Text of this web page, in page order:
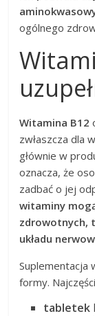
ogólnego
Witamina B12
zwłaszcza dla
głównie w
oznacza, że
zadbać o jej
witaminy
zdrowotnych,
układu
Suplementacja
formy.
tabletek